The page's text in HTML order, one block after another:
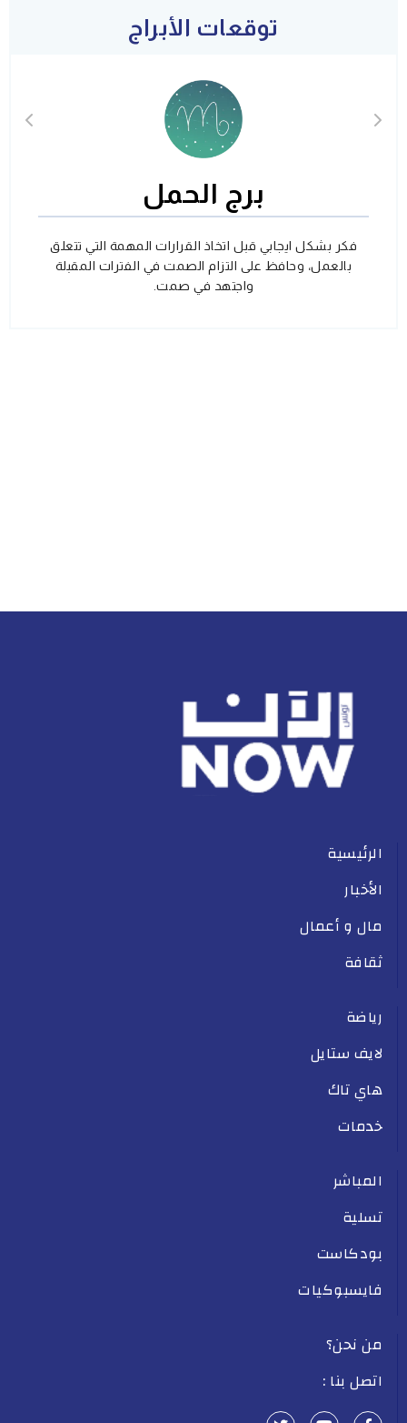
توقعات الأبراج
برج الحمل
فكر بشكل ايجابي قبل اتخاذ القرارات المهمة التي تتعلق
بالعمل، وحافظ على التزام الصمت في الفترات المقبلة
واجتهد في صمت.
الرئيسية
الأخبار
مال و أعمال
ثقافة
رياضة
لايف ستايل
هاي تاك
خدمات
المباشر
تسلية
بودكاست
فايسبوكيات
من نحن؟
اتصل بنا :